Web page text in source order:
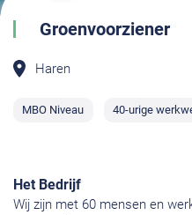
Groenvoorziener
Haren
MBO Niveau 40-urige
Het Bedrijf
Wij zijn met 60 mensen en